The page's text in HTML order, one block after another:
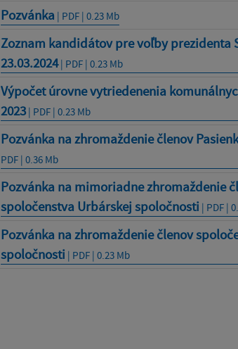
Pozvánka | PDF | 0.23 Mb
Zoznam kandidátov pre voľby prezidenta
23.03.2024| PDF | 0.23 Mb
Výpočet úrovne vytriedenenia
2023| PDF | 0.23 Mb
Pozvánka na zhromaždenie členov
PDF | 0.36 Mb
Pozvánka na mimoriadne zhromaždenie
spoločenstva Urbárskej spoločnosti | PDF |
Pozvánka na zhromaždenie členov
spoločnosti | PDF | 0.23 Mb